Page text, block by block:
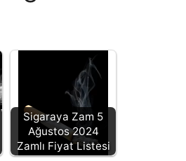
Sigaraya Zam 5
Ağustos 2024
Zamlı Fiyat Listesi